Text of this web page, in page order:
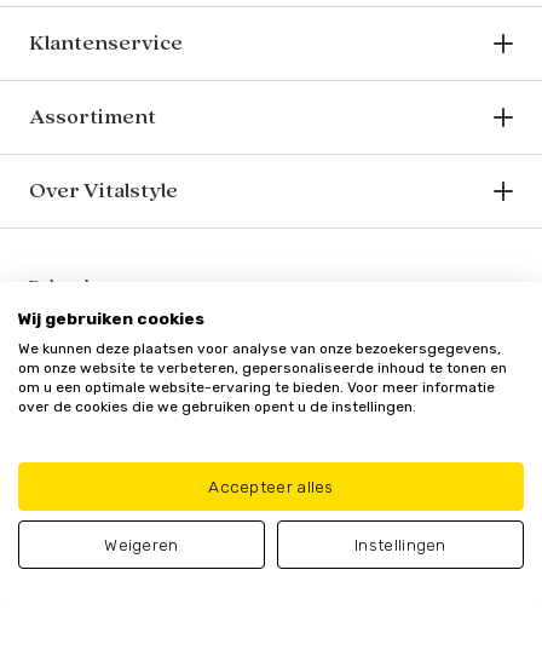
Klantenservice
Assortiment
Over Vitalstyle
Bekend van o.a.
Wij gebruiken cookies
We kunnen deze plaatsen voor analyse van onze bezoekersgegevens,
om onze website te verbeteren, gepersonaliseerde inhoud te tonen en
om u een optimale website-ervaring te bieden. Voor meer informatie
over de cookies die we gebruiken opent u de instellingen.
Accepteer alles
Weigeren Instellingen